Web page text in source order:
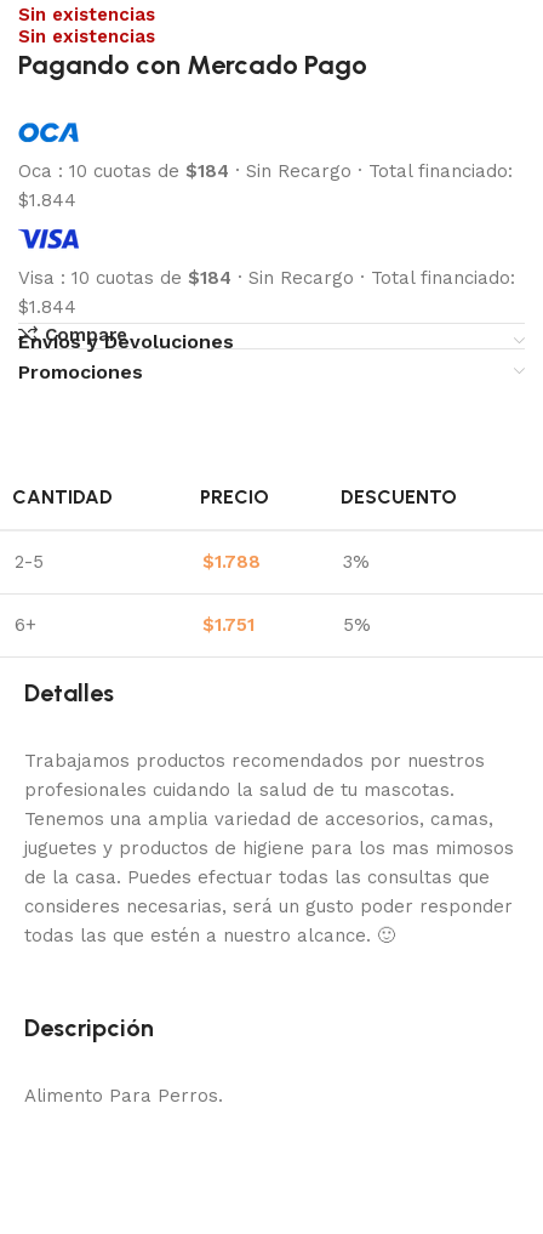
Sin existencias
Sin existencias
Pagando con Mercado Pago
Oca : 10 cuotas de $184 · Sin Recargo · Total financiado:
$1.844
Visa : 10 cuotas de $184 · Sin Recargo · Total financiado:
$1.844
Compare
Envíos y Devoluciones
Promociones
CANTIDAD PRECIO DESCUENTO
2-5 $1.788 3%
6+ $1.751 5%
Detalles
Trabajamos productos recomendados por nuestros
profesionales cuidando la salud de tu mascotas.
Tenemos una amplia variedad de accesorios, camas,
juguetes y productos de higiene para los mas mimosos
de la casa. Puedes efectuar todas las consultas que
consideres necesarias, será un gusto poder responder
todas las que estén a nuestro alcance. 🙂
Descripción
Alimento Para Perros.